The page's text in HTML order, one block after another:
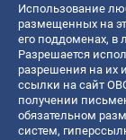
Использование
размещенных на
его поддоменах, в
Разрешается
разрешения на их
ссылки на сайт
получении
обязательном
систем,